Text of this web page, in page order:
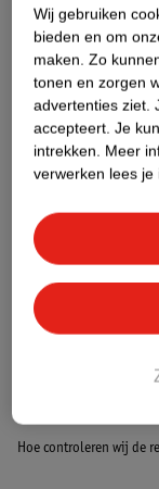
Nature Impact
Bestel &
Hoe controleren wij de
Wij gebruiken
bieden en om
maken. Zo
tonen en zorgen
advertenties ziet.
accepteert. Je
intrekken. Meer
verwerken lees je